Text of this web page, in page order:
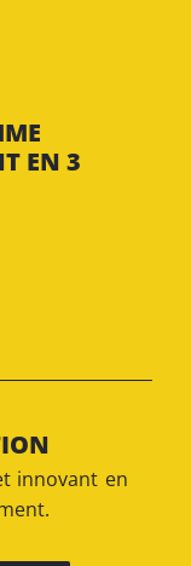
EN 3
innovant en